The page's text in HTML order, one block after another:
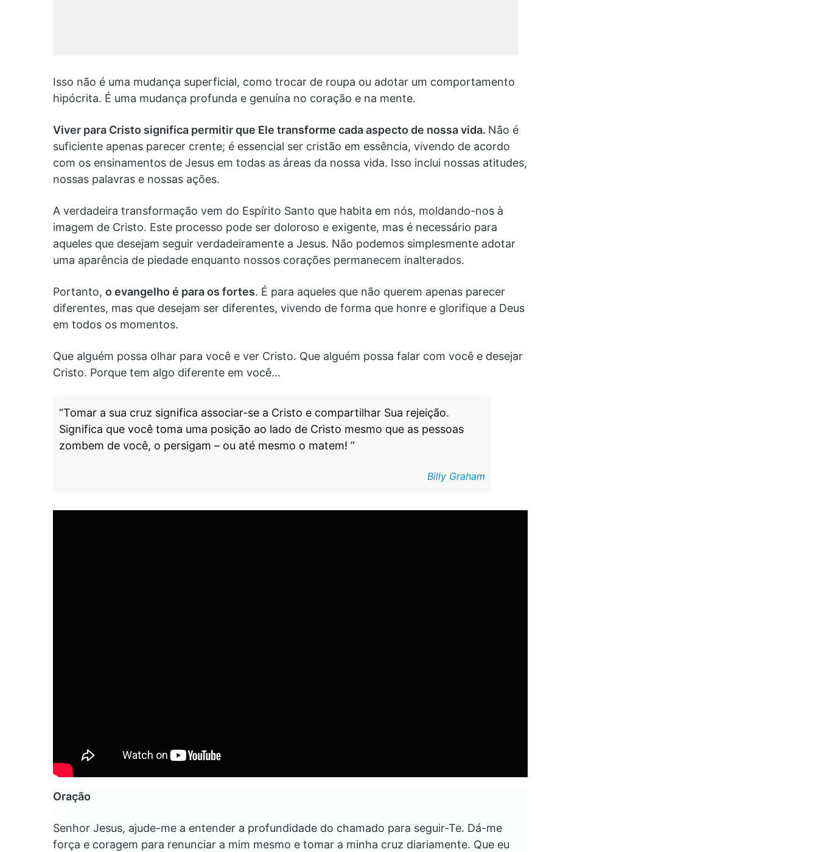
Isso não é uma mudança superficial, como trocar de roupa ou adotar um comportamento
hipócrita. É uma mudança profunda e genuína no coração e na mente.
Viver para Cristo significa permitir que Ele transforme cada aspecto de nossa vida. Não é
suficiente apenas parecer crente; é essencial ser cristão em essência, vivendo de acordo
com os ensinamentos de Jesus em todas as áreas da nossa vida. Isso inclui nossas atitudes,
nossas palavras e nossas ações.
A verdadeira transformação vem do Espírito Santo que habita em nós, moldando-nos à
imagem de Cristo. Este processo pode ser doloroso e exigente, mas é necessário para
aqueles que desejam seguir verdadeiramente a Jesus. Não podemos simplesmente adotar
uma aparência de piedade enquanto nossos corações permanecem inalterados.
Portanto, o evangelho é para os fortes. É para aqueles que não querem apenas parecer
diferentes, mas que desejam ser diferentes, vivendo de forma que honre e glorifique a Deus
em todos os momentos.
Que alguém possa olhar para você e ver Cristo. Que alguém possa falar com você e desejar
Cristo. Porque tem algo diferente em você…
“Tomar a sua cruz significa associar-se a Cristo e compartilhar Sua rejeição.
Significa que você toma uma posição ao lado de Cristo mesmo que as pessoas
zombem de você, o persigam – ou até mesmo o matem! ”
Billy Graham
Oração
Senhor Jesus, ajude-me a entender a profundidade do chamado para seguir-Te. Dá-me
força e coragem para renunciar a mim mesmo e tomar a minha cruz diariamente. Que eu